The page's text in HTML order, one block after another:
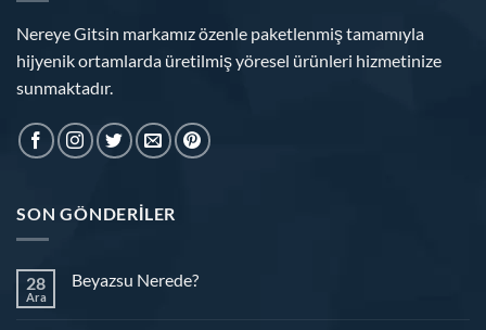
Nereye Gitsin markamız özenle paketlenmiş tamamıyla
hijyenik ortamlarda üretilmiş yöresel ürünleri hizmetinize
sunmaktadır.
SON GÖNDERILER
28
Ara
Beyazsu Nerede?